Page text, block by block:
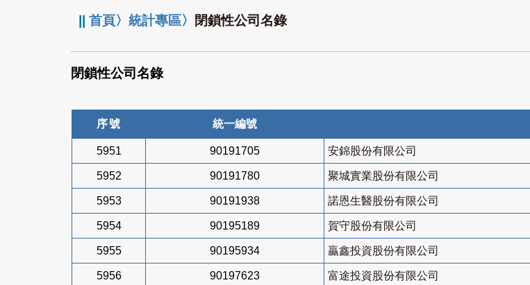
||首頁〉統計專區〉 閉鎖性公司名錄
閉鎖性公司名錄
序號 統一編號
5951 90191705 安錦股份有限公司
5952 90191780 聚城實業股份有限公司
5953 90191938 諾恩生醫股份有限公司
5954 90195189 賀守股份有限公司
5955 90195934 贏鑫投資股份有限公司
5956 90197623 富途投資股份有限公司